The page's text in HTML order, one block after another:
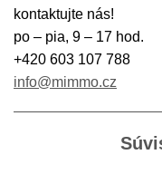
kontaktujte nás!
po – pia, 9 – 17 hod.
+420 603 107 788
info@mimmo.cz